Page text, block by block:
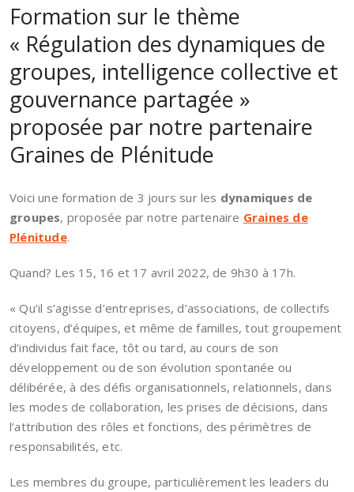
Formation sur le thème
« Régulation des dynamiques de
groupes, intelligence collective et
gouvernance partagée »
proposée par notre partenaire
Graines de Plénitude
Voici une formation de 3 jours sur les dynamiques de
groupes, proposée par notre partenaire Graines de
Plénitude.
Quand? Les 15, 16 et 17 avril 2022, de 9h30 à 17h.
« Qu’il s’agisse d’entreprises, d’associations, de collectifs
citoyens, d’équipes, et même de familles, tout groupement
d’individus fait face, tôt ou tard, au cours de son
développement ou de son évolution spontanée ou
délibérée, à des défis organisationnels, relationnels, dans
les modes de collaboration, les prises de décisions, dans
l’attribution des rôles et fonctions, des périmètres de
responsabilités, etc.
Les membres du groupe, particulièrement les leaders du